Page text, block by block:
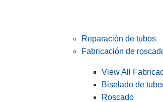
Reparación de tubos
Fabricación de
View All
Biselado de
Roscado